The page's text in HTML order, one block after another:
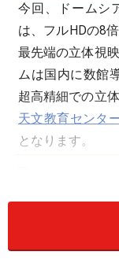
今回、ドームシ
は、フルHDの8
最先端の立体視
ムは国内に数館
超高精細での立
天文教育センタ
となります。
『Atmos』